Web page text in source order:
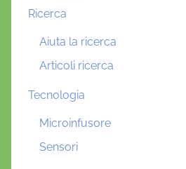
Ricerca
Aiuta la ricerca
Articoli ricerca
Tecnologia
Microinfusore
Sensori